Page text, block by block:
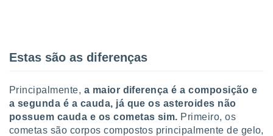
Neste
os
a
website,
Estas são as diferenças
Principalmente, a maior diferença é a composição e
a segunda é a cauda, já que os asteroides não
possuem cauda e os cometas sim. Primeiro, os
cometas são corpos compostos principalmente de gelo,